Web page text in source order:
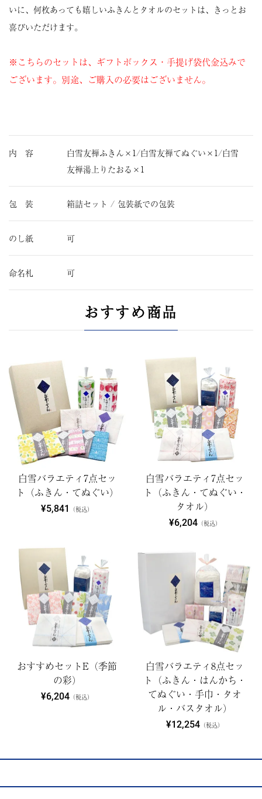
いに、何枚あっても嬉しいふきんとタオルのセットは、きっとお
喜びいただけます。
※こちらのセットは、ギフトボックス・手提げ袋代金込みで
ございます。別途、ご購入の必要はございません。
内 容
白雪友禅ふきん×1/白雪友禅てぬぐい×1/白雪
友禅湯上りたおる×1
包 装 箱詰セット / 包装紙での包装
のし紙 可
命名札 可
おすすめ商品
白雪バラエティ7点セッ
ト（ふきん・てぬぐい）
¥5,841 （税込）
白雪バラエティ7点セッ
ト（ふきん・てぬぐい・
タオル）
¥6,204（税込）
おすすめセットE（季節
の彩）
¥6,204 （税込）
白雪バラエティ8点セッ
ト（ふきん・はんかち・
てぬぐい・手巾・タオ
ル・バスタオル）
¥12,254 （税込）